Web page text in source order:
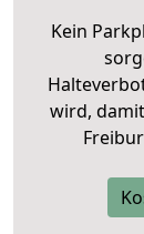
Kein
wird,